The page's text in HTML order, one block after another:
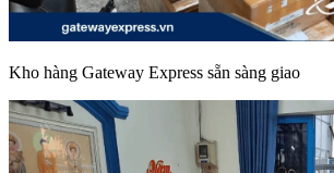
Kho hàng Gateway Express sẵn sàng giao